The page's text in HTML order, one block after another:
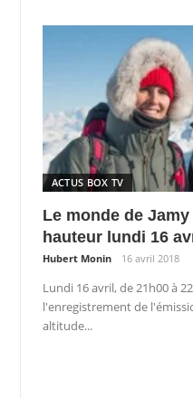
ACTUS BOX TV
Le monde de
hauteur lundi 16
Hubert Monin 16 avril 2018
Lundi 16 avril, de 21h00 à
l'enregistrement de
altitude...